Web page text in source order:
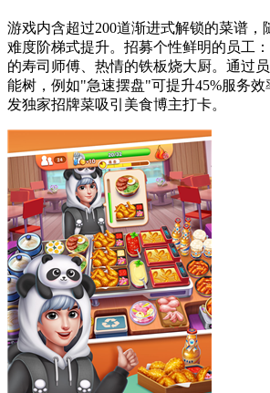
游戏内含超过200道渐进式解锁的菜谱，
难度阶梯式提升。招募个性鲜明的员工
的寿司师傅、热情的铁板烧大厨。通过
能树，例如"急速摆盘"可提升45%服务
发独家招牌菜吸引美食博主打卡。